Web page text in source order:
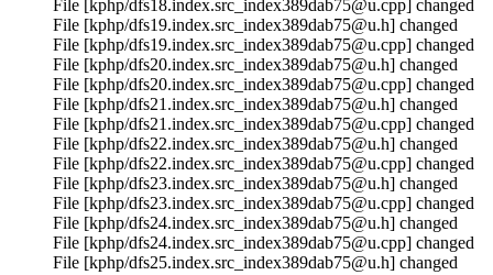
File [kphp/dfs18.index.src_index389dab75@u.cpp] changed
File [kphp/dfs19.index.src_index389dab75@u.h] changed
File [kphp/dfs19.index.src_index389dab75@u.cpp] changed
File [kphp/dfs20.index.src_index389dab75@u.h] changed
File [kphp/dfs20.index.src_index389dab75@u.cpp] changed
File [kphp/dfs21.index.src_index389dab75@u.h] changed
File [kphp/dfs21.index.src_index389dab75@u.cpp] changed
File [kphp/dfs22.index.src_index389dab75@u.h] changed
File [kphp/dfs22.index.src_index389dab75@u.cpp] changed
File [kphp/dfs23.index.src_index389dab75@u.h] changed
File [kphp/dfs23.index.src_index389dab75@u.cpp] changed
File [kphp/dfs24.index.src_index389dab75@u.h] changed
File [kphp/dfs24.index.src_index389dab75@u.cpp] changed
File [kphp/dfs25.index.src_index389dab75@u.h] changed